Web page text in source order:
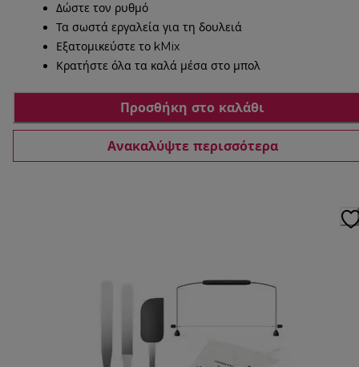
Δώστε τον ρυθμό
Τα σωστά εργαλεία για τη δουλειά
Εξατομικεύστε το kMix
Κρατήστε όλα τα καλά μέσα στο μπολ
Προσθήκη στο καλάθι
Ανακαλύψτε περισσότερα